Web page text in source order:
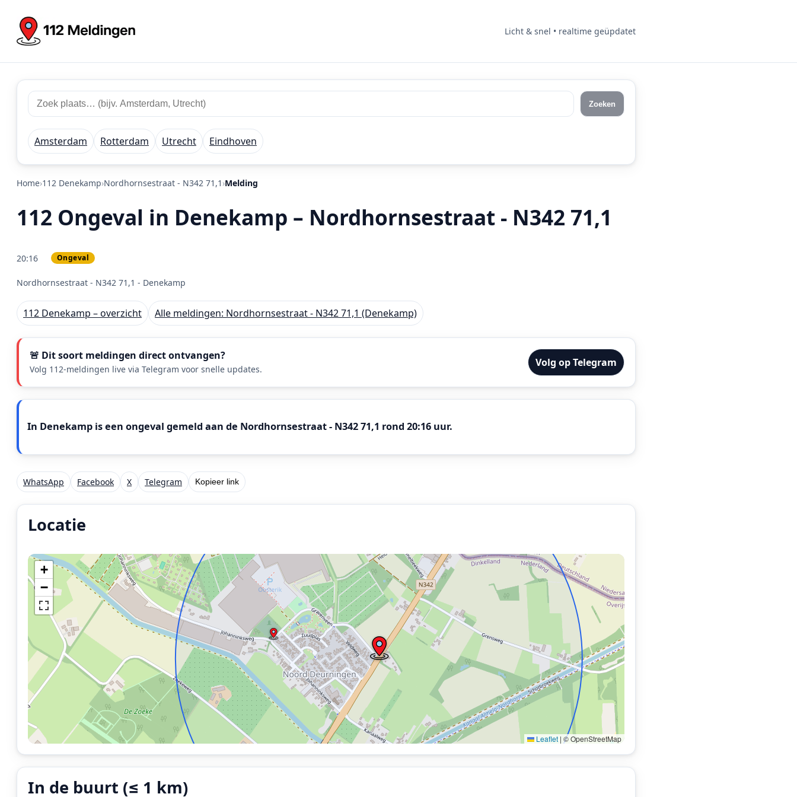
Licht & snel • realtime geüpdatet
Zoek 112 meldingen
Zoek plaats of regio Zoeken
Amsterdam Rotterdam Utrecht Eindhoven
Home 112 Denekamp Nordhornsestraat - N342 71,1 Melding
112 Ongeval in Denekamp – Nordhornsestraat - N342 71,1
20:16 Ongeval
Nordhornsestraat - N342 71,1 - Denekamp
112 Denekamp – overzicht Alle meldingen: Nordhornsestraat - N342 71,1 (Denekamp)
🚨 Dit soort meldingen direct ontvangen?
Volg 112-meldingen live via Telegram voor snelle updates.
Volg op Telegram
Meldingstekst
In Denekamp is een ongeval gemeld aan de Nordhornsestraat - N342 71,1 rond 20:16 uur.
WhatsApp Facebook X Telegram Kopieer link
Locatie
+
−
Leaflet | © OpenStreetMap
Locatie van het incident: Nordhornsestraat - N342 71,1, Denekamp.
In de buurt (≤ 1 km)